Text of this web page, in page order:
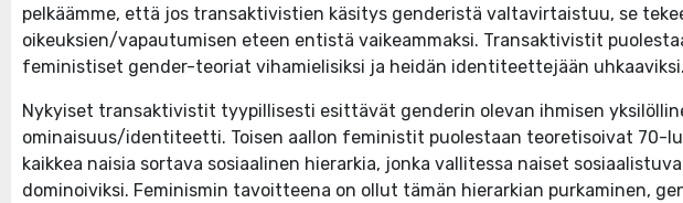
pelkäämme, että jos transaktivistien käsitys genderistä valtavirtaistuu, se
oikeuksien/vapautumisen eteen entistä vaikeammaksi. Transaktivistit
feministiset gender-teoriat vihamielisiksi ja heidän identiteettejään uhkaaviksi.
Nykyiset transaktivistit tyypillisesti esittävät genderin olevan ihmisen
ominaisuus/identiteetti. Toisen aallon feministit puolestaan teoretisoivat 70-
kaikkea naisia sortava sosiaalinen hierarkia, jonka vallitessa naiset
dominoiviksi. Feminismin tavoitteena on ollut tämän hierarkian purkaminen,